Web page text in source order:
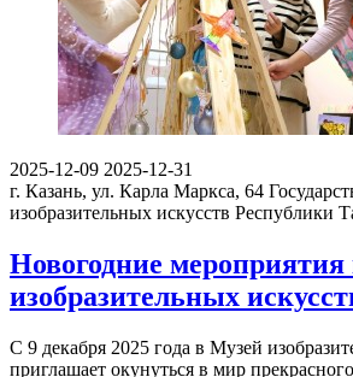
2025-12-09 2025-12-31
г. Казань, ул. Карла Маркса, 64
изобразительных искусств Республики
Новогодние мероприятия
изобразительных
С 9 декабря 2025 года в Музей
приглашает окунуться в мир